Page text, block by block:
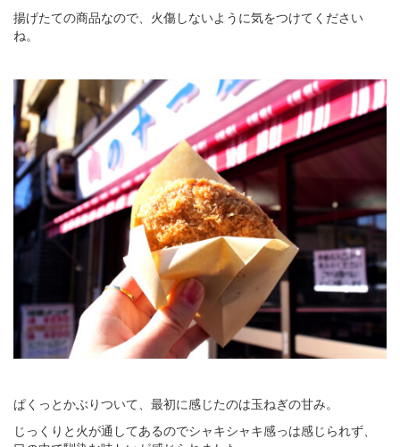
揚げたての商品なので、火傷しないように気をつけてください
ね。
ぱくっとかぶりついて、最初に感じたのは玉ねぎの甘み。
じっくりと火が通してあるのでシャキシャキ感っは感じられず、